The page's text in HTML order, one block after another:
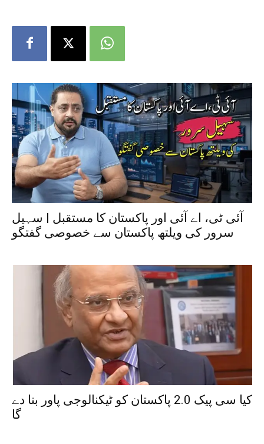
آئی ٹی، اے آئی اور پاکستان کا مستقبل | سہیل
سرور کی ویلتھ پاکستان سے خصوصی گفتگو
کیا سی پیک 2.0 پاکستان کو ٹیکنالوجی پاور بنا دے
گا